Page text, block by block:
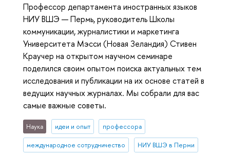
Профессор департамента иностранных языков
НИУ ВШЭ — Пермь, руководитель Школы
коммуникации, журналистики и маркетинга
Университета Мэсси (Новая Зеландия) Стивен
Краучер на открытом научном семинаре
поделился своим опытом поиска актуальных тем
исследования и публикации на их основе статей в
ведущих научных журналах. Мы собрали для вас
самые важные советы.
Наука идеи и опыт профессора
международное сотрудничество НИУ ВШЭ в Перми